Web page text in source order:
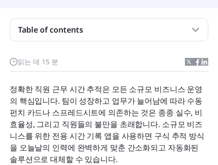
읽는 데 15 분
정확한 직원 근무 시간 추적은 모든 소규모 비즈니스 운영
의 핵심입니다. 팀이 성장하고 업무가 늘어남에 따라 수동
펀치 카드나 스프레드시트에 의존하는 것은 종종 실수, 비
효율성, 그리고 직원들의 불만을 초래합니다. 소규모 비즈
니스를 위한 전용 시간 기록 앱을 사용하면 구식 추적 방식
을 오늘날의 인력에 완벽하게 맞춘 간소화되고 자동화된
솔루션으로 대체할 수 있습니다.
Table of contents
타임 클록 앱이란 무엇인가요?
소규모 기업이 더 나은 시간 관리를 위해 시간 기록
앱이 필요한 이유
소규모 사업주가 찾아야 할 주요 특징
소규모 비즈니스를 위한 최고의 출퇴근 앱 9가지
타임 클록 앱 구현을 위한 모범 사례
자주 묻는 질문